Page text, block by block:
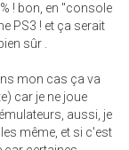
! bon, en "console
PS3 ! et ça serait
sûr .
mon cas ça va
car je ne joue
aussi, je
même, et si c'est